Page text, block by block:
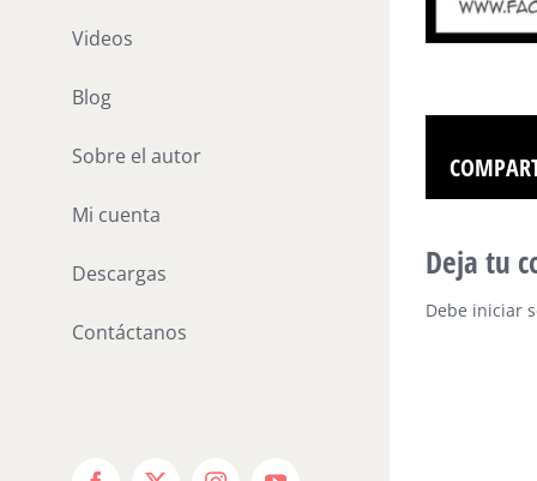
Videos
Blog
Sobre el autor
Mi cuenta
Descargas
Contáctanos
Deja tu
Debe iniciar